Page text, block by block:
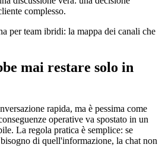
complesso.
mai restare solo in
rapida, ma è pessima come
operative va spostato in un
La regola pratica è semplice: se
di quell'informazione, la chat non